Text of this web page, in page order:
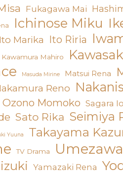
Fukagawa Mai
Ichinose Miku
Ito Marika Ito Riria
Kawamura Mahiro
Masuda Mirine Matsui Rena
Reno
Ozono Momoko Sagara
Sato Rika Seimiya
Yuuna Takayama
TV Drama
Yamazaki Rena